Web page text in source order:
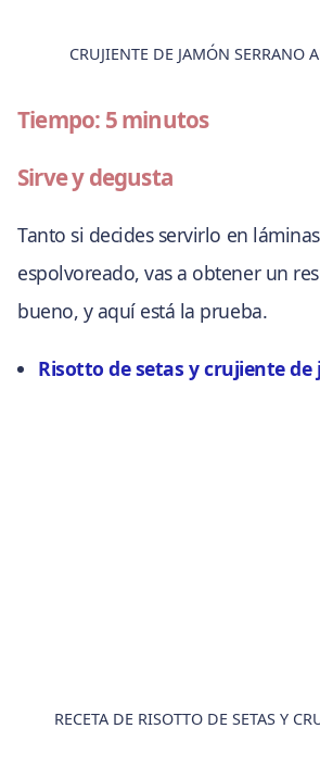
CRUJIENTE DE JAMÓN SERRANO
Tiempo: 5 minutos
Sirve y degusta
Tanto si decides servirlo en
espolvoreado, vas a obtener un
bueno, y aquí está la prueba.
Risotto de setas y crujiente de
RECETA DE RISOTTO DE SETAS Y